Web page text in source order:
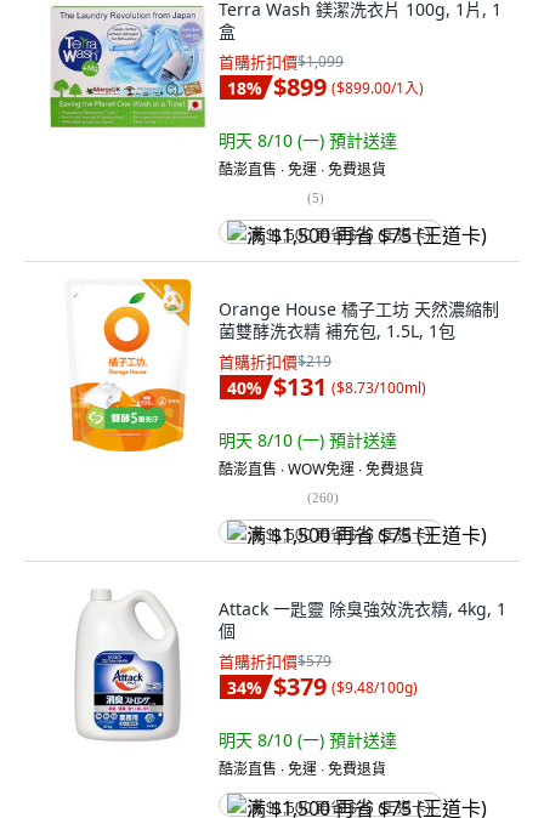
Terra Wash 鎂潔洗衣片 100g, 1片, 1
盒
首購折扣價$1,099
18% $899 ($899.00/1入)
明天 8/10 (一) 預計送達
酷澎直售 ∙ 免運 ∙ 免費退貨
(5)
满 $1,500 再省 $75 (王道卡)
Orange House 橘子工坊 天然濃縮制
菌雙酵洗衣精 補充包, 1.5L, 1包
首購折扣價$219
40% $131 ($8.73/100ml)
明天 8/10 (一) 預計送達
酷澎直售 ∙ WOW免運 ∙ 免費退貨
(260)
满 $1,500 再省 $75 (王道卡)
Attack 一匙靈 除臭強效洗衣精, 4kg, 1
個
首購折扣價$579
34% $379 ($9.48/100g)
明天 8/10 (一) 預計送達
酷澎直售 ∙ 免運 ∙ 免費退貨
满 $1,500 再省 $75 (王道卡)